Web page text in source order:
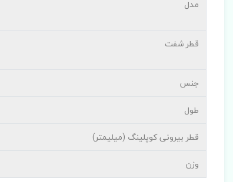
مدل
قطر شفت
جنس
طول
قطر بیرونی کوپلینگ (میلیمتر)
وزن